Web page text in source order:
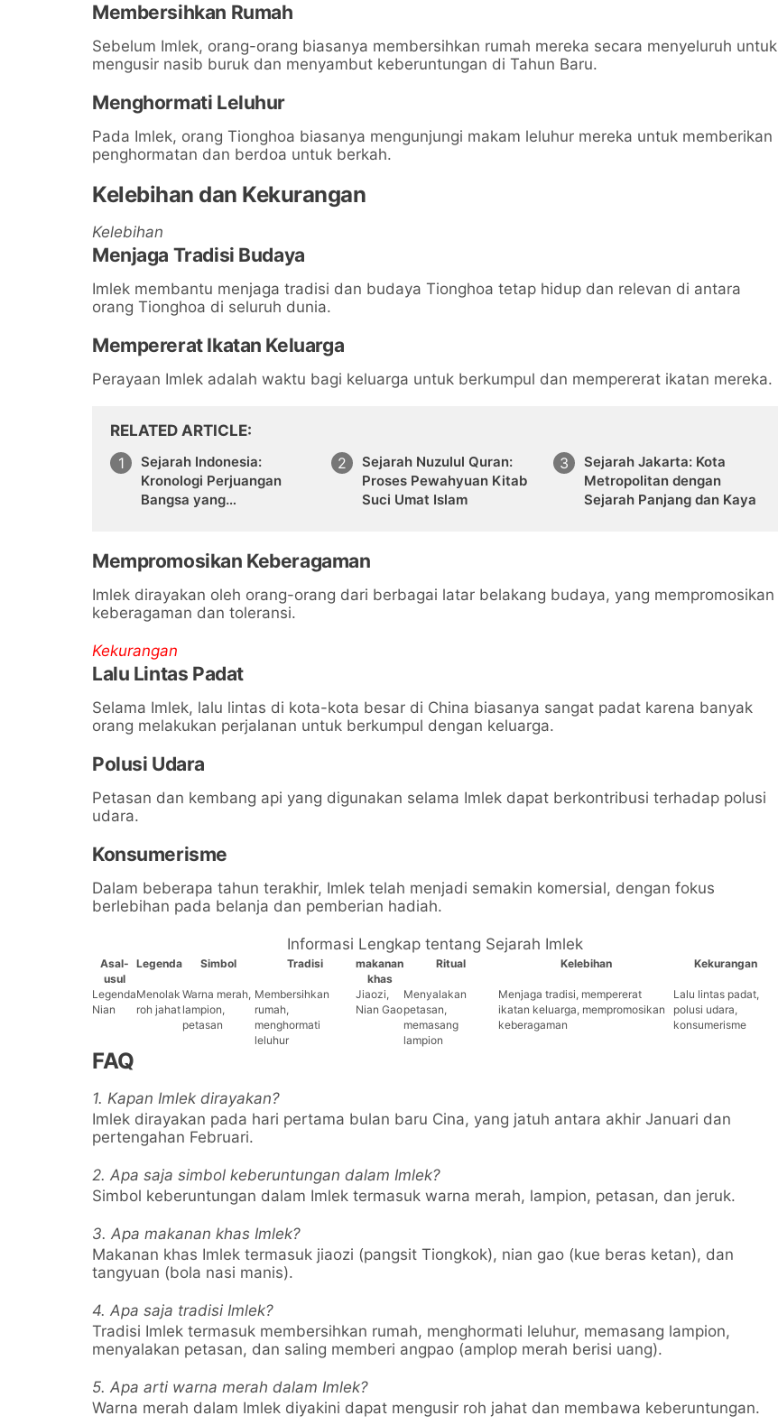
Membersihkan Rumah
Sebelum Imlek, orang-orang biasanya membersihkan rumah mereka secara menyeluruh untuk
mengusir nasib buruk dan menyambut keberuntungan di Tahun Baru.
Menghormati Leluhur
Pada Imlek, orang Tionghoa biasanya mengunjungi makam leluhur mereka untuk memberikan
penghormatan dan berdoa untuk berkah.
Kelebihan dan Kekurangan
Kelebihan
Menjaga Tradisi Budaya
Imlek membantu menjaga tradisi dan budaya Tionghoa tetap hidup dan relevan di antara
orang Tionghoa di seluruh dunia.
Mempererat Ikatan Keluarga
Perayaan Imlek adalah waktu bagi keluarga untuk berkumpul dan mempererat ikatan mereka.
RELATED ARTICLE
Sejarah Indonesia:
Kronologi Perjuangan
Bangsa yang
Sejarah Nuzulul Quran:
Proses Pewahyuan Kitab
Suci Umat Islam
Sejarah Jakarta: Kota
Metropolitan dengan
Sejarah Panjang dan Kaya
Mempromosikan Keberagaman
Imlek dirayakan oleh orang-orang dari berbagai latar belakang budaya, yang mempromosikan
keberagaman dan toleransi.
Kekurangan
Lalu Lintas Padat
Selama Imlek, lalu lintas di kota-kota besar di China biasanya sangat padat karena banyak
orang melakukan perjalanan untuk berkumpul dengan keluarga.
Polusi Udara
Petasan dan kembang api yang digunakan selama Imlek dapat berkontribusi terhadap polusi
udara.
Konsumerisme
Dalam beberapa tahun terakhir, Imlek telah menjadi semakin komersial, dengan fokus
berlebihan pada belanja dan pemberian hadiah.
Informasi Lengkap tentang Sejarah Imlek
Asal-
usul
Legenda Simbol Tradisi
makanan
khas
Ritual Kelebihan Kekurangan
Legenda
Nian
Menolak
roh jahat
Warna merah,
lampion,
petasan
Membersihkan
rumah,
menghormati
leluhur
Jiaozi,
Nian Gao
Menyalakan
petasan,
memasang
lampion
Menjaga tradisi, mempererat
ikatan keluarga, mempromosikan
keberagaman
Lalu lintas padat,
polusi udara,
konsumerisme
FAQ
1. Kapan Imlek dirayakan?
Imlek dirayakan pada hari pertama bulan baru Cina, yang jatuh antara akhir Januari dan
pertengahan Februari.
2. Apa saja simbol keberuntungan dalam Imlek?
Simbol keberuntungan dalam Imlek termasuk warna merah, lampion, petasan, dan jeruk.
3. Apa makanan khas Imlek?
Makanan khas Imlek termasuk jiaozi (pangsit Tiongkok), nian gao (kue beras ketan), dan
tangyuan (bola nasi manis).
4. Apa saja tradisi Imlek?
Tradisi Imlek termasuk membersihkan rumah, menghormati leluhur, memasang lampion,
menyalakan petasan, dan saling memberi angpao (amplop merah berisi uang).
5. Apa arti warna merah dalam Imlek?
Warna merah dalam Imlek diyakini dapat mengusir roh jahat dan membawa keberuntungan.